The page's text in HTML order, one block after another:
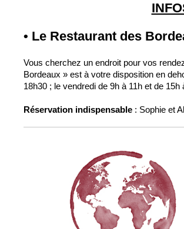
• Le Restaurant des
Vous cherchez un endroit pour vos
Bordeaux » est à votre disposition en
18h30 ; le vendredi de 9h à 11h et de 15h
Réservation indispensable : Sophie et